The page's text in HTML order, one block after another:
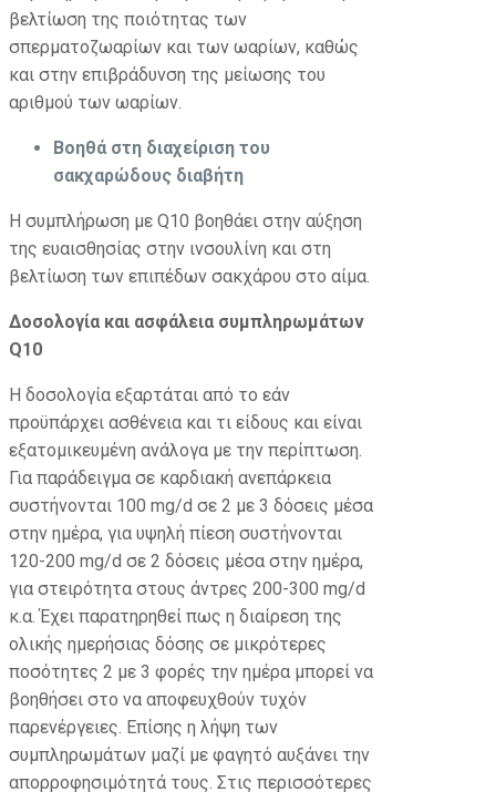
βελτίωση της ποιότητας των
σπερματοζωαρίων και των ωαρίων, καθώς
και στην επιβράδυνση της μείωσης του
αριθμού των ωαρίων.
Βοηθά στη διαχείριση του
σακχαρώδους διαβήτη
Η συμπλήρωση με Q10 βοηθάει στην αύξηση
της ευαισθησίας στην ινσουλίνη και στη
βελτίωση των επιπέδων σακχάρου στο αίμα.
Δοσολογία και ασφάλεια συμπληρωμάτων
Q10
Η δοσολογία εξαρτάται από το εάν
προϋπάρχει ασθένεια και τι είδους και είναι
εξατομικευμένη ανάλογα με την περίπτωση.
Για παράδειγμα σε καρδιακή ανεπάρκεια
συστήνονται 100 mg/d σε 2 με 3 δόσεις μέσα
στην ημέρα, για υψηλή πίεση συστήνονται
120-200 mg/d σε 2 δόσεις μέσα στην ημέρα,
για στειρότητα στους άντρες 200-300 mg/d
κ.α. Έχει παρατηρηθεί πως η διαίρεση της
ολικής ημερήσιας δόσης σε μικρότερες
ποσότητες 2 με 3 φορές την ημέρα μπορεί να
βοηθήσει στο να αποφευχθούν τυχόν
παρενέργειες. Επίσης η λήψη των
συμπληρωμάτων μαζί με φαγητό αυξάνει την
απορροφησιμότητά τους. Στις περισσότερες